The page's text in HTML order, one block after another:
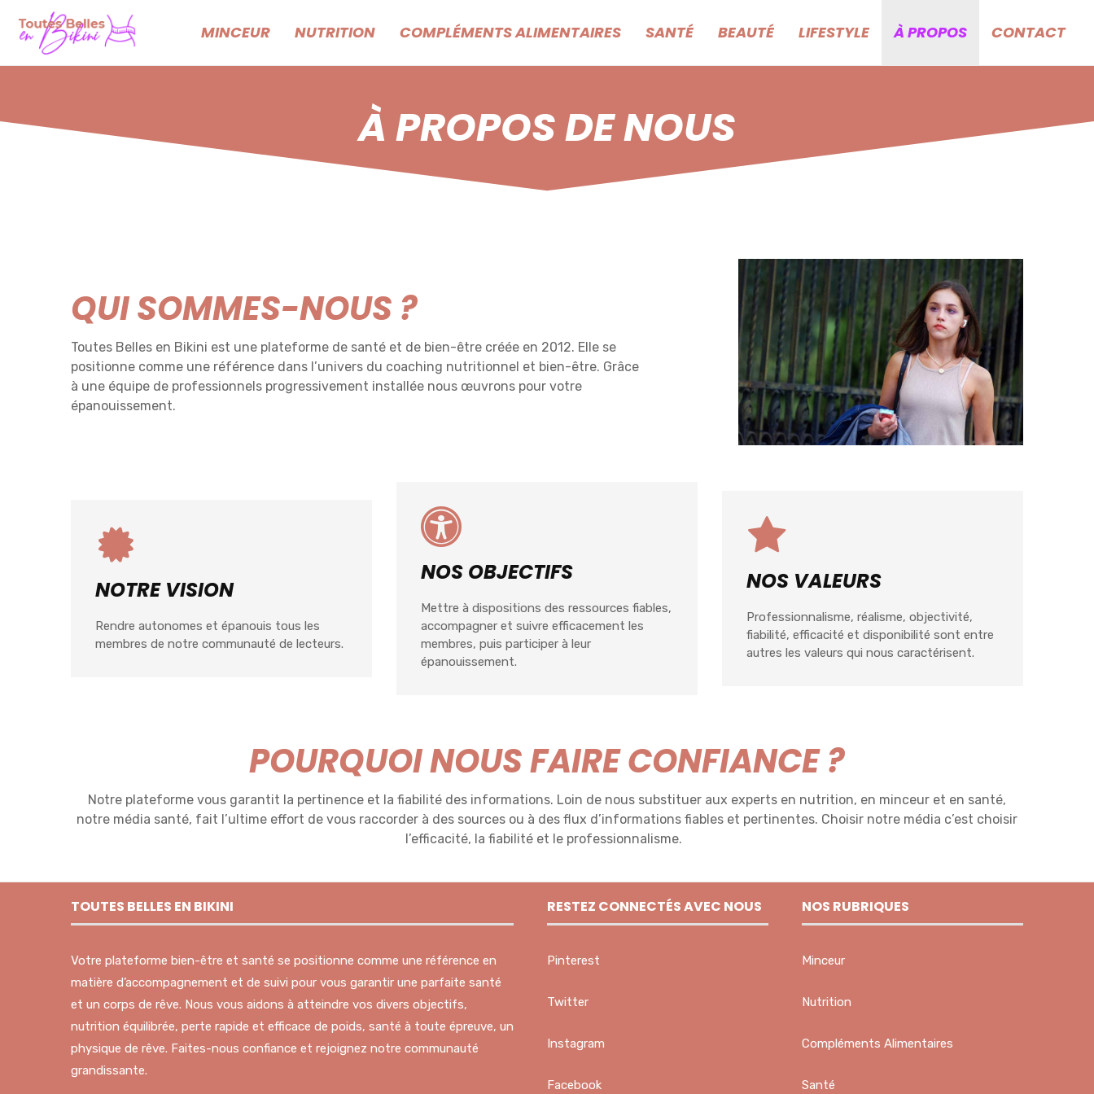
MINCEUR NUTRITION COMPLÉMENTS ALIMENTAIRES SANTÉ BEAUTÉ LIFESTYLE À PROPOS CONTACT
À PROPOS DE NOUS
QUI SOMMES-NOUS ?
Toutes Belles en Bikini est une plateforme de santé et de bien-être créée en 2012. Elle se
positionne comme une référence dans l’univers du coaching nutritionnel et bien-être. Grâce
à une équipe de professionnels progressivement installée nous œuvrons pour votre
épanouissement.
NOTRE VISION
Rendre autonomes et épanouis tous les
membres de notre communauté de lecteurs.
NOS OBJECTIFS
Mettre à dispositions des ressources fiables,
accompagner et suivre efficacement les
membres, puis participer à leur
épanouissement.
NOS VALEURS
Professionnalisme, réalisme, objectivité,
fiabilité, efficacité et disponibilité sont entre
autres les valeurs qui nous caractérisent.
POURQUOI NOUS FAIRE CONFIANCE ?
Notre plateforme vous garantit la pertinence et la fiabilité des informations. Loin de nous substituer aux experts en nutrition, en minceur et en santé,
notre média santé, fait l’ultime effort de vous raccorder à des sources ou à des flux d’informations fiables et pertinentes. Choisir notre média c’est choisir
l’efficacité, la fiabilité et le professionnalisme.
TOUTES BELLES EN BIKINI
Votre plateforme bien-être et santé se positionne comme une référence en
matière d’accompagnement et de suivi pour vous garantir une parfaite santé
et un corps de rêve. Nous vous aidons à atteindre vos divers objectifs,
nutrition équilibrée, perte rapide et efficace de poids, santé à toute épreuve, un
physique de rêve. Faites-nous confiance et rejoignez notre communauté
grandissante.
RESTEZ CONNECTÉS AVEC NOUS
Pinterest
Twitter
Instagram
Facebook
NOS RUBRIQUES
Minceur
Nutrition
Compléments Alimentaires
Santé